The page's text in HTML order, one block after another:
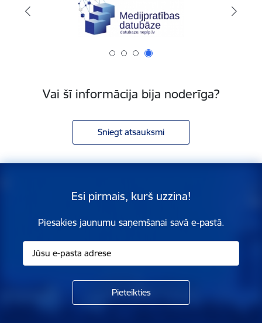
Vai šī informācija bija noderīga?
Sniegt atsauksmi
Esi pirmais, kurš uzzina!
Piesakies jaunumu saņemšanai savā e-pastā.